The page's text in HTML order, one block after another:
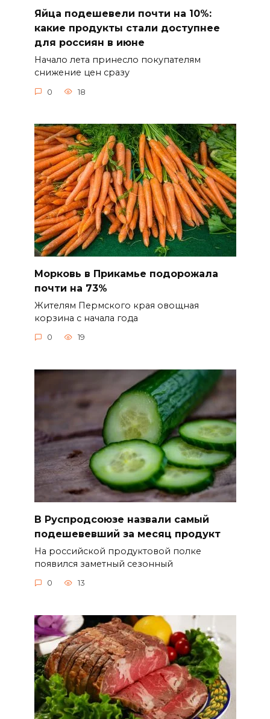
Яйца подешевели почти на 10%:
какие продукты стали доступнее
для россиян в июне
Начало лета принесло покупателям
снижение цен сразу
0 18
Морковь в Прикамье подорожала
почти на 73%
Жителям Пермского края овощная
корзина с начала года
0 19
В Руспродсоюзе назвали самый
подешевевший за месяц продукт
На российской продуктовой полке
появился заметный сезонный
0 13